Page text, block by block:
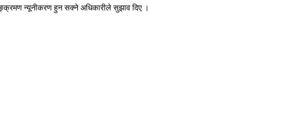
न्यूनीकरण हुन सक्ने अधिकारीले सुझाव दिए ।